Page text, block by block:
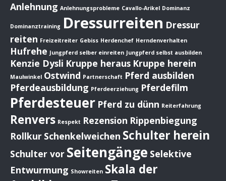
Anlehnung Anlehnungsprobleme Cavallo-Arikel Dominanz
Dominanztraining Dressurreiten Dressur
reiten Freizeitreiter Gebiss Herdenchef Herndenverhalten
Hufrehe Jungpferd selber einreiten Jungpferd selbst ausbilden
Kenzie Dysli Kruppe heraus Kruppe herein
Maulwinkel Ostwind Partnerschaft Pferd ausbilden
Pferdeausbildung Pferdeerziehung Pferdefilm
Pferdesteuer Pferd zu dünn Reiterfahrung
Renvers Respekt Rezension Rippenbiegung
Rollkur Schenkelweichen Schulter herein
Schulter vor Seitengänge Selektive
Entwurmung Showreiten Skala der